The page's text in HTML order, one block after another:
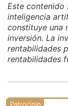
Este contenido
inteligencia
constituye una
inversión. La
rentabilidades
rentabilidades